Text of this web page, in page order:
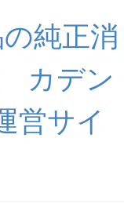
純正消
カデン
営サイ